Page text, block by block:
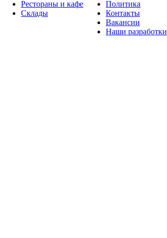
Рестораны и кафе
Склады
Политика
Контакты
Вакансии
Наши разработки